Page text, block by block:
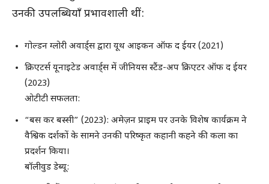
उनकी उपलब्धियाँ प्रभावशाली थीं:
गोल्डन ग्लोरी अवार्ड्स द्वारा यूथ आइकन ऑफ द ईयर (2021)
क्रिएटर्स यूनाइटेड अवार्ड्स में जीनियस स्टैंड-अप क्रिएटर ऑफ द ईयर
(2023)
ओटीटी सफलता:
“बस कर बस्सी” (2023): अमेज़न प्राइम पर उनके विशेष कार्यक्रम ने
वैश्विक दर्शकों के सामने उनकी परिष्कृत कहानी कहने की कला का
प्रदर्शन किया।
बॉलीवुड डेब्यू: